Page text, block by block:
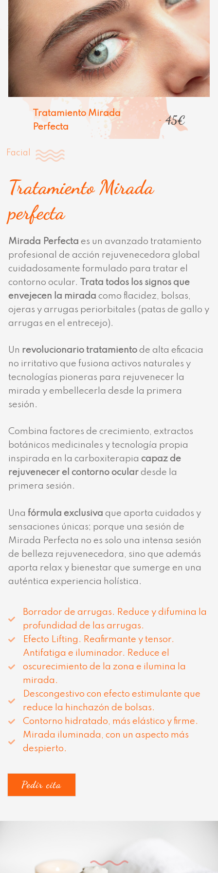
Tratamiento Mirada
Perfecta
45€
Facial
Tratamiento Mirada
perfecta
Mirada Perfecta es un avanzado tratamiento
profesional de acción rejuvenecedora global
cuidadosamente formulado para tratar el
contorno ocular.
Trata todos los signos que
envejecen la mirada como flacidez, bolsas,
ojeras y arrugas periorbitales (patas de gallo y
arrugas en el entrecejo).
Un revolucionario tratamiento de alta eficacia
no irritativo que fusiona activos naturales y
tecnologías pioneras para rejuvenecer la
mirada y embellecerla desde la primera
sesión.
Combina factores de crecimiento, extractos
botánicos medicinales y tecnología propia
inspirada en la carboxiterapia capaz de
rejuvenecer el contorno ocular desde la
primera sesión.
Una fórmula exclusiva que aporta cuidados y
sensaciones únicas; porque una sesión de
Mirada Perfecta no es solo una intensa sesión
de belleza rejuvenecedora, sino que además
aporta relax y bienestar que sumerge en una
auténtica experiencia holística.
Borrador de arrugas. Reduce y difumina la
profundidad de las arrugas.
Efecto Lifting. Reafirmante y tensor.
Antifatiga e iluminador. Reduce el
oscurecimiento de la zona e ilumina la
mirada.
Descongestivo con efecto estimulante que
reduce la hinchazón de bolsas.
Contorno hidratado, más elástico y firme.
Mirada iluminada, con un aspecto más
despierto.
Pedir cita